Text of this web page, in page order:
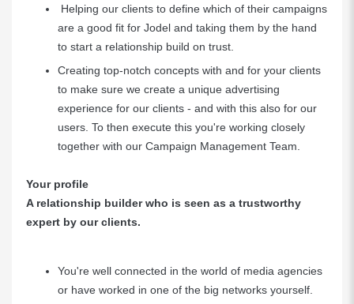
Helping our clients to define which of their campaigns
are a good fit for Jodel and taking them by the hand
to start a relationship build on trust.
Creating top-notch concepts with and for your clients
to make sure we create a unique advertising
experience for our clients - and with this also for our
users. To then execute this you're working closely
together with our Campaign Management Team.
Your profile
A relationship builder who is seen as a trustworthy
expert by our clients.
You're well connected in the world of media agencies
or have worked in one of the big networks yourself.